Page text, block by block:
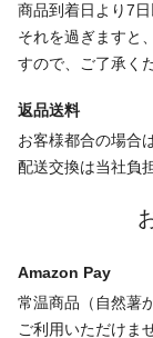
商品到着日より7日
それを過ぎますと
すので、ご了承く
返品送料
お客様都合の場合
配送交換は当社負
Amazon Pay
常温商品（自然薯
ご利用いただけま